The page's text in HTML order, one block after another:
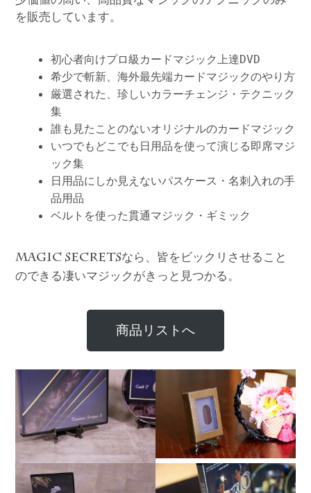
を販売しています。
初心者向けプロ級カードマジック上達DVD
希少で斬新、海外最先端カードマジックのやり方
厳選された、珍しいカラーチェンジ・テクニック
集
誰も見たことのないオリジナルのカードマジック
いつでもどこでも日用品を使って演じる即席マジ
ック集
日用品にしか見えないパスケース・名刺入れの手
品用品
ベルトを使った貫通マジック・ギミック
MAGIC SECRETSなら、皆をビックリさせること
のできる凄いマジックがきっと見つかる。
商品リストへ